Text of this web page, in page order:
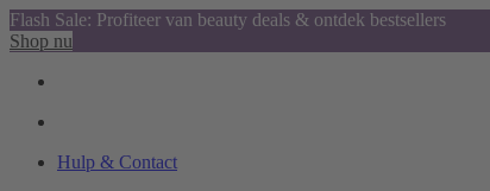
Flash Sale: Profiteer van beauty deals & ontdek bestsellers
Shop nu
Hulp & Contact